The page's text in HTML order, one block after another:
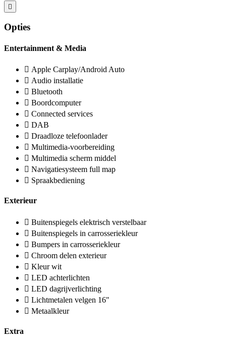
Opties
Entertainment & Media
Apple Carplay/Android Auto
Audio installatie
Bluetooth
Boordcomputer
Connected services
DAB
Draadloze telefoonlader
Multimedia-voorbereiding
Multimedia scherm middel
Navigatiesysteem full map
Spraakbediening
Exterieur
Buitenspiegels elektrisch verstelbaar
Buitenspiegels in carrosseriekleur
Bumpers in carrosseriekleur
Chroom delen exterieur
Kleur wit
LED achterlichten
LED dagrijverlichting
Lichtmetalen velgen 16"
Metaalkleur
Extra